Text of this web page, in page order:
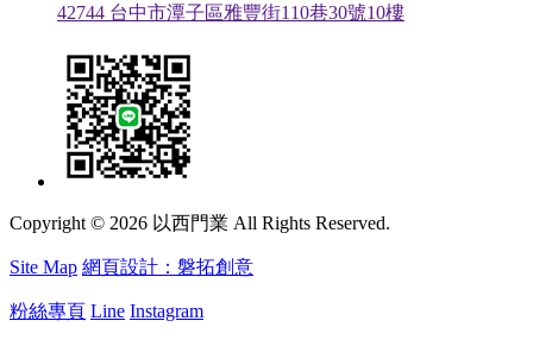
42744 台中市潭子區雅豐街110巷30號10樓
Copyright © 2026 以西門業 All Rights Reserved.
Site Map 網頁設計：磐拓創意
粉絲專頁 Line Instagram